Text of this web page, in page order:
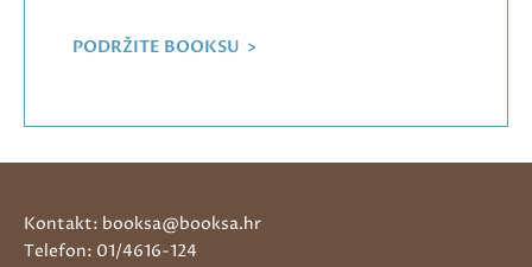
PODRŽITE BOOKSU >
Kontakt: booksa@booksa.hr
Telefon: 01/4616-124